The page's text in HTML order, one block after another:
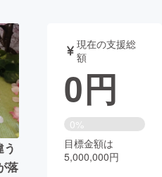
音楽
ット ゲーム・サ
書籍・雑誌
チャレンジ
落
現在の支援総
額
0円
0%
目標金額は
5,000,000円